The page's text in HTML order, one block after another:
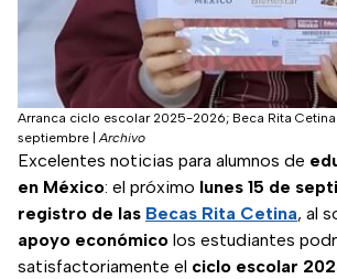
Arranca ciclo escolar 2025-2026; Beca Rita
septiembre |Archivo
Excelentes noticias para alumnos de
en México: el próximo lunes 15 de
registro de las Becas Rita Cetina, al
apoyo económico los estudiantes
satisfactoriamente el ciclo escolar